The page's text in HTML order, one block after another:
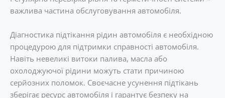
важлива частина обслуговування автомобіля.
Діагностика підтікання рідин автомобіля є необхідною
процедурою для підтримки справності автомобіля.
Навіть невеликі витоки палива, масла або
охолоджуючої рідини можуть стати причиною
серйозних поломок. Своєчасне усунення підтікань
зберігає ресурс автомобіля і гарантує безпеку на